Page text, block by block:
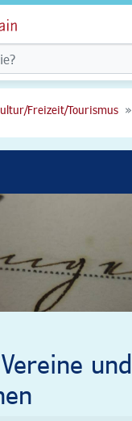
Freizeit/Tourismus
und